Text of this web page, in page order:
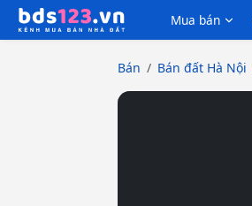
Mua bán
Bán Bán đất Hà Nội